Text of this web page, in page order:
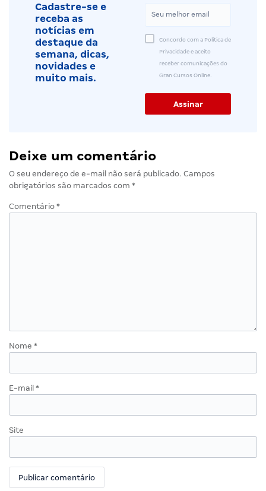
Cadastre-se e
receba as
notícias em
destaque da
semana, dicas,
novidades e
muito mais.
Concordo com a Política de
Privacidade e aceito
receber comunicações do
Gran Cursos Online.
Deixe um comentário
O seu endereço de e-mail não será publicado. Campos
obrigatórios são marcados com *
Comentário *
Nome *
E-mail *
Site